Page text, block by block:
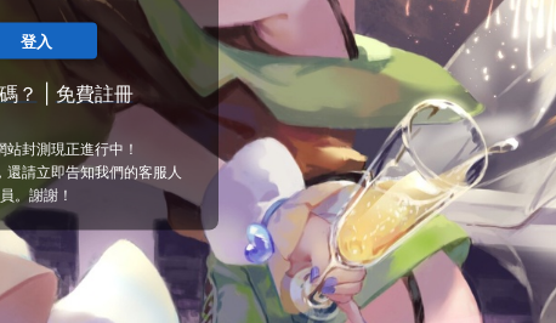
登入
？ 免費註冊
站封測現正進行中！
還請立即告知我們的客服人
員。謝謝！